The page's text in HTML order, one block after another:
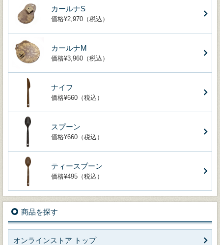
カールナS
価格¥2,970（税込）
カールナM
価格¥3,960（税込）
ナイフ
価格¥660（税込）
スプーン
価格¥660（税込）
ティースプーン
価格¥495（税込）
商品を探す
オンラインストア トップ